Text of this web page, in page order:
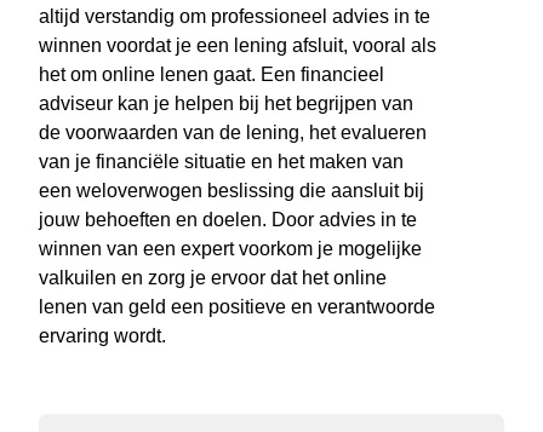
altijd verstandig om professioneel advies in te
winnen voordat je een lening afsluit, vooral als
het om online lenen gaat. Een financieel
adviseur kan je helpen bij het begrijpen van
de voorwaarden van de lening, het evalueren
van je financiële situatie en het maken van
een weloverwogen beslissing die aansluit bij
jouw behoeften en doelen. Door advies in te
winnen van een expert voorkom je mogelijke
valkuilen en zorg je ervoor dat het online
lenen van geld een positieve en verantwoorde
ervaring wordt.